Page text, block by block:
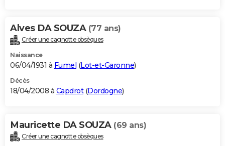
Alves DA SOUZA (77 ans)
Créer une cagnotte obsèques
Naissance
06/04/1931 à Fumel (Lot-et-Garonne)
Décès
18/04/2008 à Capdrot(Dordogne)
Mauricette DA SOUZA (69 ans)
Créer une cagnotte obsèques